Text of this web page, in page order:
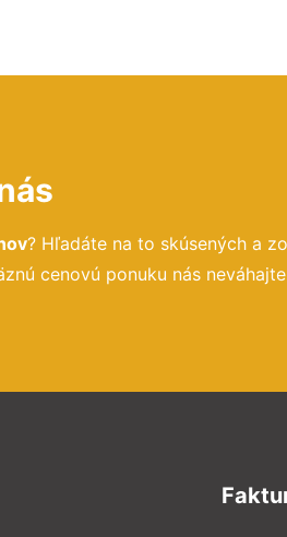
? Hľadáte na to skúsených a
cenovú ponuku nás